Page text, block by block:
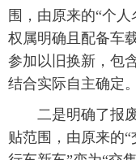
围，由原来的“个
权属明确且配备车
参加以旧换新，包
结合实际自主确定。
二是明确了报废
贴范围，由原来的